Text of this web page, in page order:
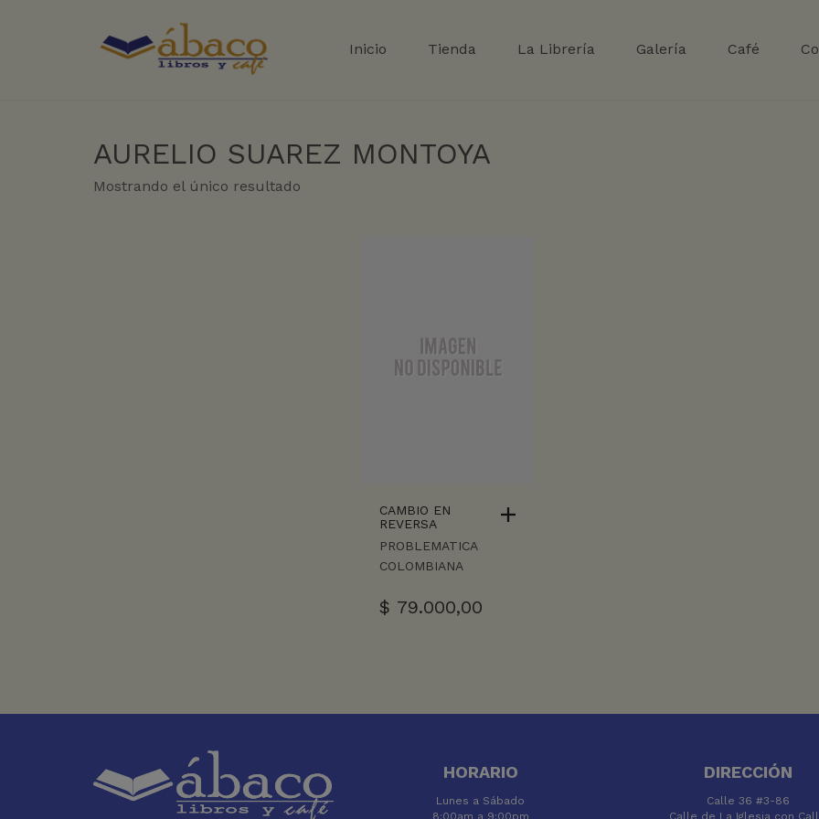
Inicio Tienda La Librería Galería Café
AURELIO SUAREZ MONTOYA
Mostrando el único resultado
CAMBIO EN
REVERSA
PROBLEMATICA
COLOMBIANA
$ 79.000,00
HORARIO
Lunes a Sábado
8:00am a 9:00pm
DIRECCIÓN
Calle 36 #3-86
Calle de La Iglesia con